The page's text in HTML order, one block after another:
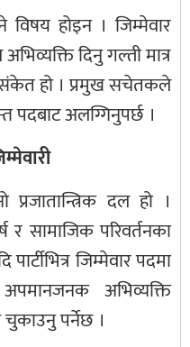
होइन । जिम्मेवार
दिनु गल्ती मात्र
हो । प्रमुख सचेतकले
पदबाट अलग्गिनुपर्छ ।
दल हो ।
सामाजिक परिवर्तनका
जिम्मेवार पदमा
अभिव्यक्ति
पर्नेछ ।